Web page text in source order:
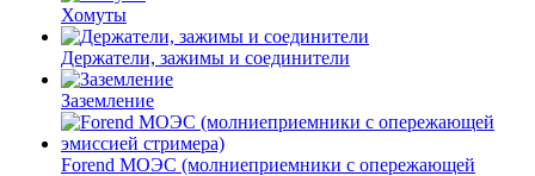
Хомуты
Держатели, зажимы и соединители
Заземление
Forend МОЭС (молниеприемники с опережающей